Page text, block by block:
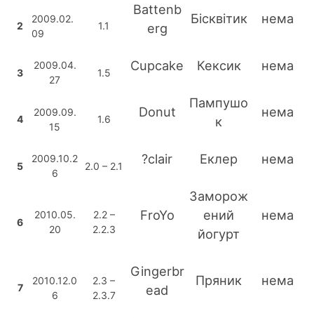
2
2009.02.
09
1.1
Battenb
erg
Бісквітик нема
3
2009.04.
27
1.5 Cupcake Кексик нема
4
2009.09.
15
1.6 Donut
Пампушо
к
нема
5
2009.10.2
6
2.0 – 2.1 ?clair Еклер нема
6
2010.05.
20
2.2 –
2.2.3
FroYo
Заморож
ений
йогурт
нема
7
2010.12.0
6
2.3 –
2.3.7
Gingerbr
ead
Пряник нема